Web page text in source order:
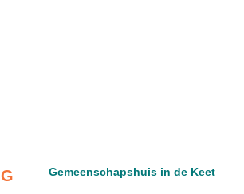
G Gemeenschapshuis in de Keet